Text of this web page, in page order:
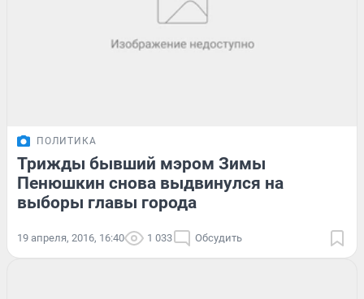
ПОЛИТИКА
Трижды бывший мэром Зимы
Пенюшкин снова выдвинулся на
выборы главы города
19 апреля, 2016, 16:40 1 033 Обсудить